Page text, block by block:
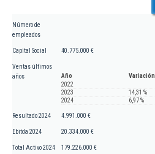
Número de
empleados
Capital Social 40.775.000 €
Ventas últimos
años
Año
Variación
2022
2023
14,31 %
2024
6,97 %
Resultado 2024 4.991.000 €
Ebitda 2024 20.334.000 €
Total Activo 2024 179.226.000 €